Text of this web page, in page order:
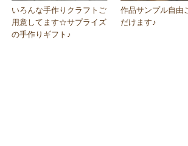
いろんな手作りクラフトご
用意してます☆サプライズ
の手作りギフト♪
作品サンプル自由
だけます♪